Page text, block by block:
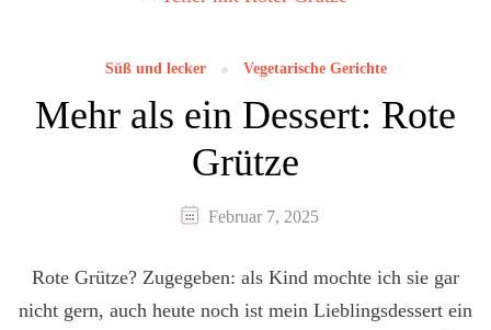
Süß und lecker Vegetarische Gerichte
Mehr als ein Dessert: Rote
Grütze
Februar 7, 2025
Rote Grütze? Zugegeben: als Kind mochte ich sie gar
nicht gern, auch heute noch ist mein Lieblingsdessert ein